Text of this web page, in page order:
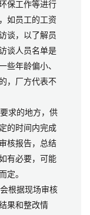
保工作等进行
如员工的工资
谈，以了解员
谈人员名单是
些年龄偏小、
，厂方代表不
求的地方，供
的时间内完成
核报告，总结
有必要，可能
定。
根据现场审核
果和整改情